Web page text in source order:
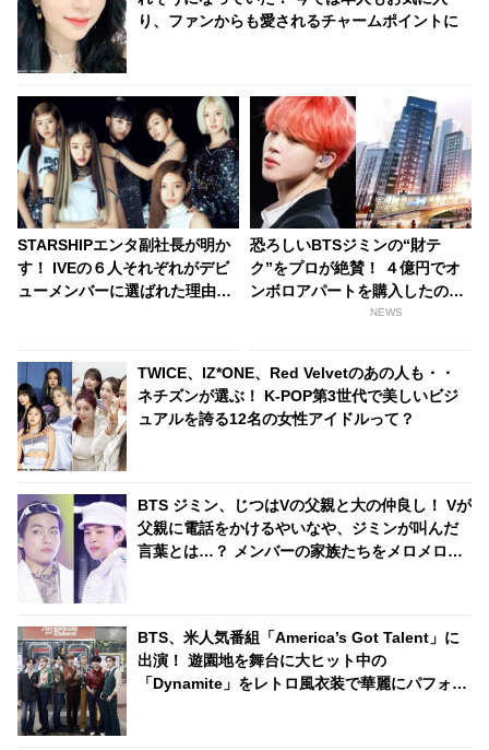
り、ファンからも愛されるチャームポイントに
STARSHIPエンタ副社長が明か
す！ IVEの６人それぞれがデビ
ューメンバーに選ばれた理由と
勉さ、情熱・・ 納得のワケが明
かされる
恐ろしいBTSジミンの“財テ
ク”をプロが絶賛！ ４億円でオ
ンボロアパートを購入したのに
はワケがあった！ 未来は『韓国
NEWS
TWICE、IZ*ONE、Red Velvetのあの人も・・
ネチズンが選ぶ！ K-POP第3世代で美しいビジ
ュアルを誇る12名の女性アイドルって？
BTS ジミン、じつはVの父親と大の仲良し！ Vが
父親に電話をかけるやいなや、ジミンが叫んだ
言葉とは…？ メンバーの家族たちをメロメロに
BTS、米人気番組「America’s Got Talent」に
出演！ 遊園地を舞台に大ヒット中の
「Dynamite」をレトロ風衣装で華麗にパフォー